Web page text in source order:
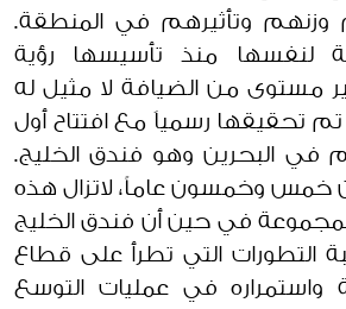
وزنهم وتأثيرهم في المنطقة.
لنفسها منذ تأسيسها رؤية
مستوى من الضيافة لا مثيل له
تم تحقيقها رسمياَ مع افتتاح أول
البحرين وهو فندق الخليج.
خمس وخمسون عاماً، لاتزال هذه
في حين أن فندق الخليج
التطورات التي تطرأ على قطاع
واستمراره في عمليات التوسع